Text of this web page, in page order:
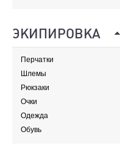
ЭКИПИРОВКА
Перчатки
Шлемы
Рюкзаки
Очки
Одежда
Обувь